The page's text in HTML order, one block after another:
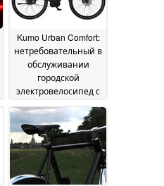
Kumo Urban Comfort:
нетребовательный в
обслуживании
городской
электровелосипед с
двигателем
мощностью 700 Вт и
аккумулятором
емкостью 780 Вт·ч 20
July 2026